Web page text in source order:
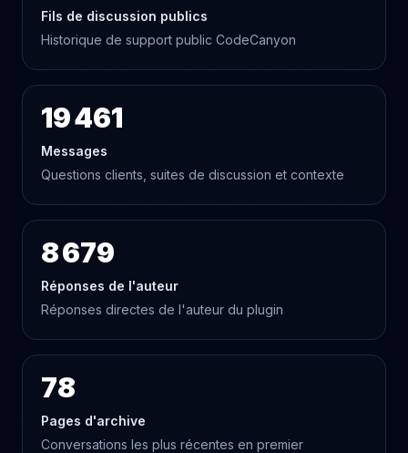
Fils de discussion publics
Historique de support public CodeCanyon
19 461
Messages
Questions clients, suites de discussion et contexte
8 679
Réponses de l'auteur
Réponses directes de l'auteur du plugin
78
Pages d'archive
Conversations les plus récentes en premier